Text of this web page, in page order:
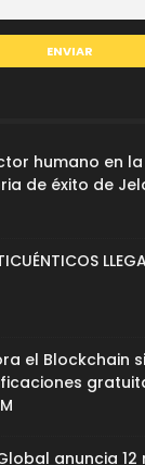
humano en
de éxito de
el Blockchain
anuncia